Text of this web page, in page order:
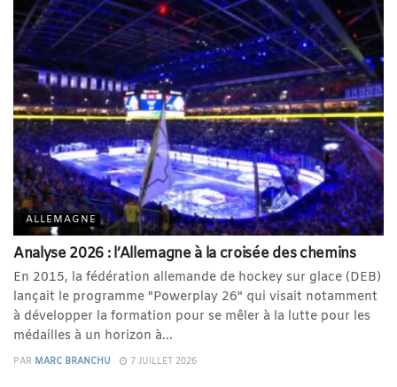
ALLEMAGNE
Analyse 2026 : l’Allemagne à la croisée des chemins
En 2015, la fédération allemande de hockey sur glace (DEB)
lançait le programme "Powerplay 26" qui visait notamment
à développer la formation pour se mêler à la lutte pour les
médailles à un horizon à...
PAR MARC BRANCHU 7 JUILLET 2026